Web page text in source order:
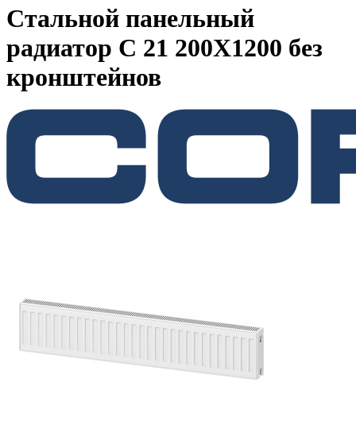
Стальной панельный
радиатор C 21 200Х1200 без
кронштейнов